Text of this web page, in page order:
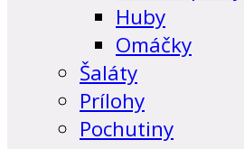
Huby
Omáčky
Šaláty
Prílohy
Pochutiny